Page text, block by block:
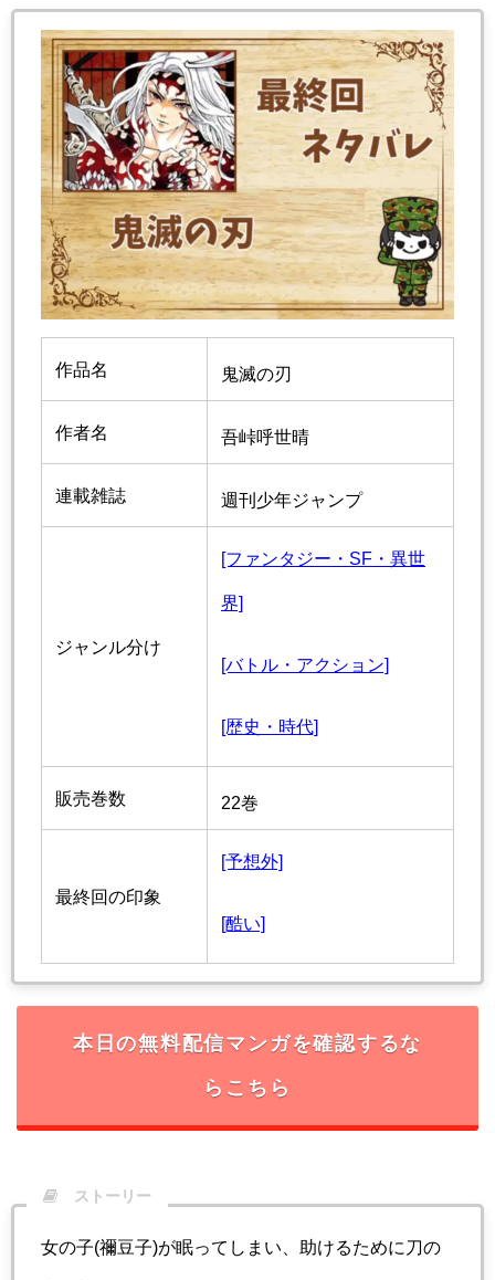
作品名 鬼滅の刃
作者名 吾峠呼世晴
連載雑誌 週刊少年ジャンプ
ジャンル分け
[ファンタジー・SF・異世
界]
[バトル・アクション]
[歴史・時代]
販売巻数 22巻
最終回の印象
[予想外]
[酷い]
本日の無料配信マンガを確認するな
らこちら
ストーリー
女の子(禰豆子)が眠ってしまい、助けるために刀の